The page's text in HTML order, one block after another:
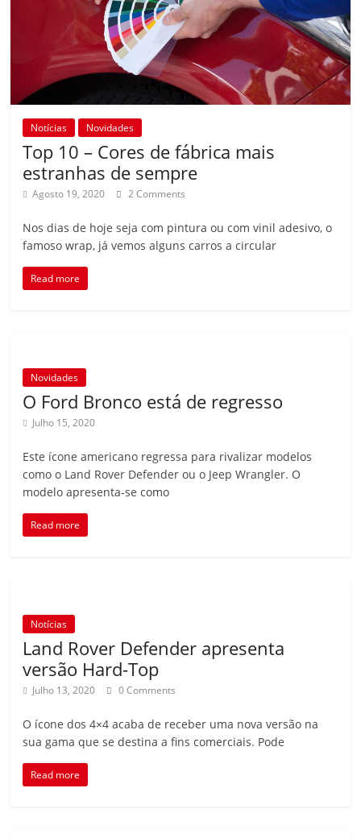
Notícias Novidades
Top 10 – Cores de fábrica mais
estranhas de sempre
Agosto 19, 2020 2 Comments
Nos dias de hoje seja com pintura ou com vinil adesivo, o
famoso wrap, já vemos alguns carros a circular
Read more
Novidades
O Ford Bronco está de regresso
Julho 15, 2020
Este ícone americano regressa para rivalizar modelos
como o Land Rover Defender ou o Jeep Wrangler. O
modelo apresenta-se como
Read more
Notícias
Land Rover Defender apresenta
versão Hard-Top
Julho 13, 2020 0 Comments
O ícone dos 4×4 acaba de receber uma nova versão na
sua gama que se destina a fins comerciais. Pode
Read more